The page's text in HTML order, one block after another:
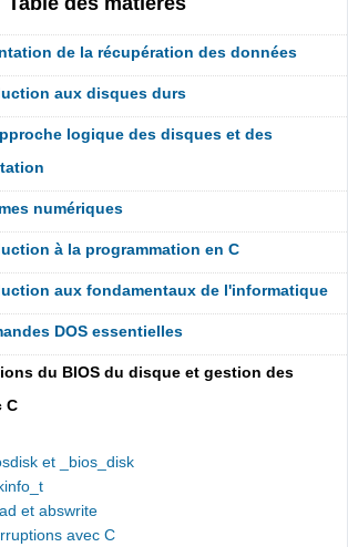
de la récupération des données
aux disques durs
logique des disques et des
numériques
à la programmation en C
aux fondamentaux de l'informatique
DOS essentielles
du BIOS du disque et gestion des
C
et _bios_disk
et abswrite
avec C